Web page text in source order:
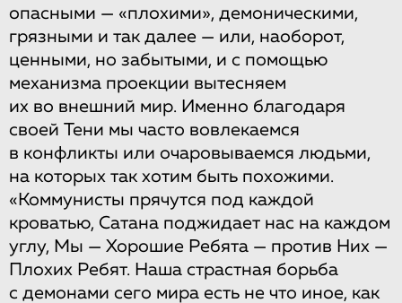
опасными — «плохими», демоническими,
грязными и так далее — или, наоборот,
ценными, но забытыми, и с помощью
механизма проекции вытесняем
их во внешний мир. Именно благодаря
своей Тени мы часто вовлекаемся
в конфликты или очаровываемся людьми,
на которых так хотим быть похожими.
«Коммунисты прячутся под каждой
кроватью, Сатана поджидает нас на каждом
углу, Мы — Хорошие Ребята — против Них —
Плохих Ребят. Наша страстная борьба
с демонами сего мира есть не что иное, как